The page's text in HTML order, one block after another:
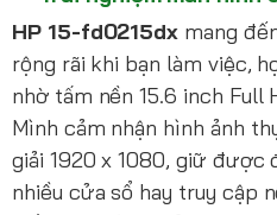
HP 15-fd0215dx mang
rộng rãi khi bạn làm việc,
nhờ tấm nền 15.6 inch Full
Mình cảm nhận hình ảnh
giải 1920 x 1080, giữ
nhiều cửa sổ hay truy cập